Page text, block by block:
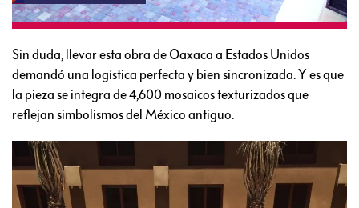
Sin duda, llevar esta obra de Oaxaca a Estados Unidos
demandó una logística perfecta y bien sincronizada. Y es que
la pieza se integra de 4,600 mosaicos texturizados que
reflejan simbolismos del México antiguo.